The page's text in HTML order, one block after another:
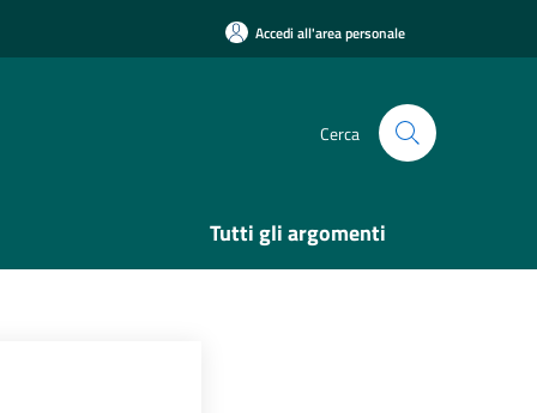
Accedi all'area personale
Cerca
Tutti gli argomenti